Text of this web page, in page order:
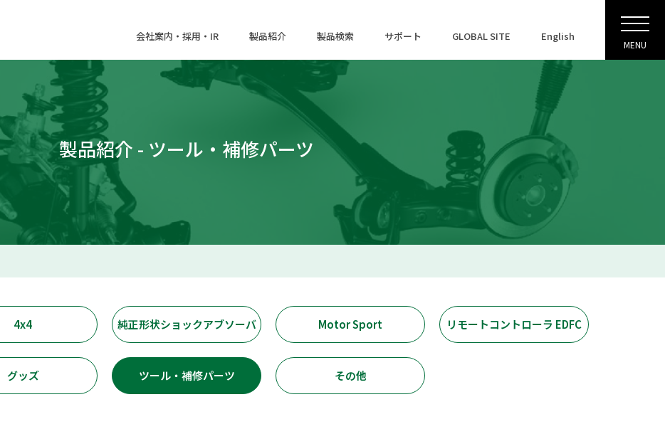
会社案内・採用・IR 製品紹介 製品検索 サポート GLOBAL SITE English
MENU
製品紹介 - ツール・補修パーツ
4x4 純正形状ショックアブソーバ Motor Sport リモートコントローラ EDFC
グッズ ツール・補修パーツ その他